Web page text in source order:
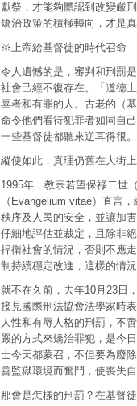
獻祭，才能夠體認到改變嚴
矯治政策的積極轉向，才是
※上帝給基督徒的時代召命
令人遺憾的是，審判和刑罰
社會己經不復存在。「道德
辜者和有罪的人。古老的（
命令他們看待犯罪者如同自
一些基督徒都聽來逆耳得很。
縱使如此，真理仍舊在大街上
1995年，教宗若望保祿二世
（Evangelium vitae）直言
秩序及人民的安全，並讓加
仔細地評估並裁定，且除非
捍衛社會的情況，否則不應
制持續穩定改進，這樣的情
就不在久前，去年10月23日
接見國際刑法協會法學家時
人性和有辱人格的刑罰，不
嚴的方式來矯治罪犯，是今
士今天都蒙召，不但要為廢
善監獄環境而奮鬥，使喪失
那會是怎樣的刑罰？在基督